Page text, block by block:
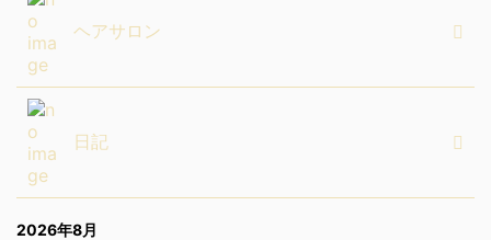
ヘアサロン
日記
2026年8月